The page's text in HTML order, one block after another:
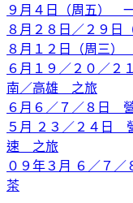
９月４日（周五）
８月２８日／２９
８月１２日（周三
６月１９／２０／
南／高雄 之旅
６月６／７／８日
５月 ２３／２４
速 之旅
０９年３月 ６／７
茶